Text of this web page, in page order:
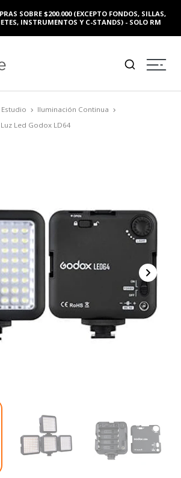
SOBRE $200.000 (EXCEPTO FONDOS, SILLAS,
INSTRUMENTOS Y C-STANDS) - SOLO RM
Iluminación Continua
Luz Led Godox LD64